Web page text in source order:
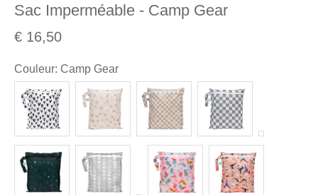
Sac Imperméable - Camp Gear
€ 16,50
Couleur: Camp Gear